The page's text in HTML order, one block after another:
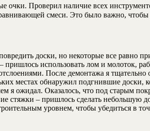
Проверил наличие всех
смеси. Это было важно,
доски, но некоторые все равно
использовать лом и молоток,
После демонтажа я тщательно
местах обнаружил подгнившие доски,
я ожидал. Оказалось, что под старым
стяжки – пришлось сделать небольшую
уровнем, чтобы убедиться в